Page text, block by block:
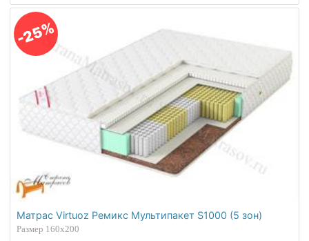
-25%
Матрас Virtuoz Ремикс Мультипакет S1000 (5 зон)
Размер 160х200